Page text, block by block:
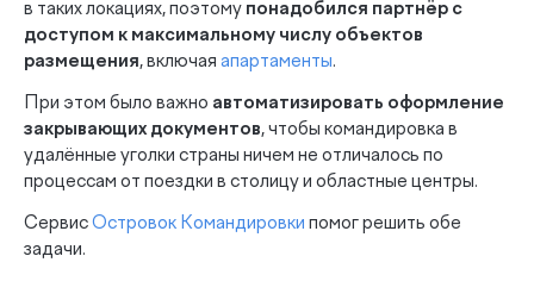
в таких локациях, поэтому понадобился партнёр с
доступом к максимальному числу объектов
размещения, включая апартаменты.
При этом было важно автоматизировать оформление
закрывающих документов, чтобы командировка в
удалённые уголки страны ничем не отличалось по
процессам от поездки в столицу и областные центры.
Сервис Островок Командировки помог решить обе
задачи.